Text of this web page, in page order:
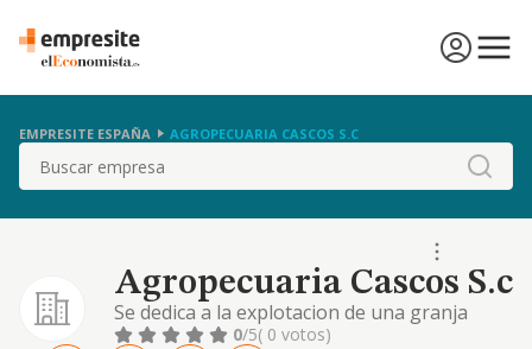
EMPRESITE ESPAÑA AGROPECUARIA CASCOS S.C
Buscar
Agropecuaria Cascos S.c
Se dedica a la explotacion de una granja
bovina de engorde y cultivo de cereales
0/5( 0 votos)